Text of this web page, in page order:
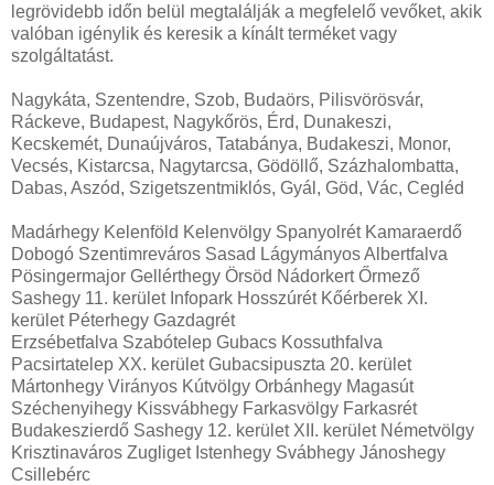
legrövidebb időn belül megtalálják a megfelelő vevőket, akik
valóban igénylik és keresik a kínált terméket vagy
szolgáltatást.
Nagykáta, Szentendre, Szob, Budaörs, Pilisvörösvár,
Ráckeve, Budapest, Nagykőrös, Érd, Dunakeszi,
Kecskemét, Dunaújváros, Tatabánya, Budakeszi, Monor,
Vecsés, Kistarcsa, Nagytarcsa, Gödöllő, Százhalombatta,
Dabas, Aszód, Szigetszentmiklós, Gyál, Göd, Vác, Cegléd
Madárhegy Kelenföld Kelenvölgy Spanyolrét Kamaraerdő
Dobogó Szentimreváros Sasad Lágymányos Albertfalva
Pösingermajor Gellérthegy Örsöd Nádorkert Őrmező
Sashegy 11. kerület Infopark Hosszúrét Kőérberek XI.
kerület Péterhegy Gazdagrét
Erzsébetfalva Szabótelep Gubacs Kossuthfalva
Pacsirtatelep XX. kerület Gubacsipuszta 20. kerület
Mártonhegy Virányos Kútvölgy Orbánhegy Magasút
Széchenyihegy Kissvábhegy Farkasvölgy Farkasrét
Budakeszierdő Sashegy 12. kerület XII. kerület Németvölgy
Krisztinaváros Zugliget Istenhegy Svábhegy Jánoshegy
Csillebérc